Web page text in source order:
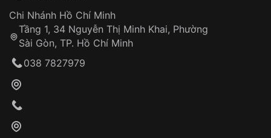
Khách hàng kiểm tra và thanh toán trực tiếp
Đồng hành cùng khách hàng trong suốt quá
trình sử dụng
Chi Nhánh Hồ Chí Minh
Tầng 1, 34 Nguyễn Thị Minh Khai, Phường
Sài Gòn, TP. Hồ Chí Minh
038 7827979